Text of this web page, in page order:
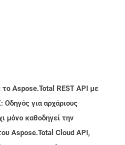
Aspose.Total REST API με
Οδηγός για αρχάριους
μόνο καθοδηγεί την
Aspose.Total Cloud API,